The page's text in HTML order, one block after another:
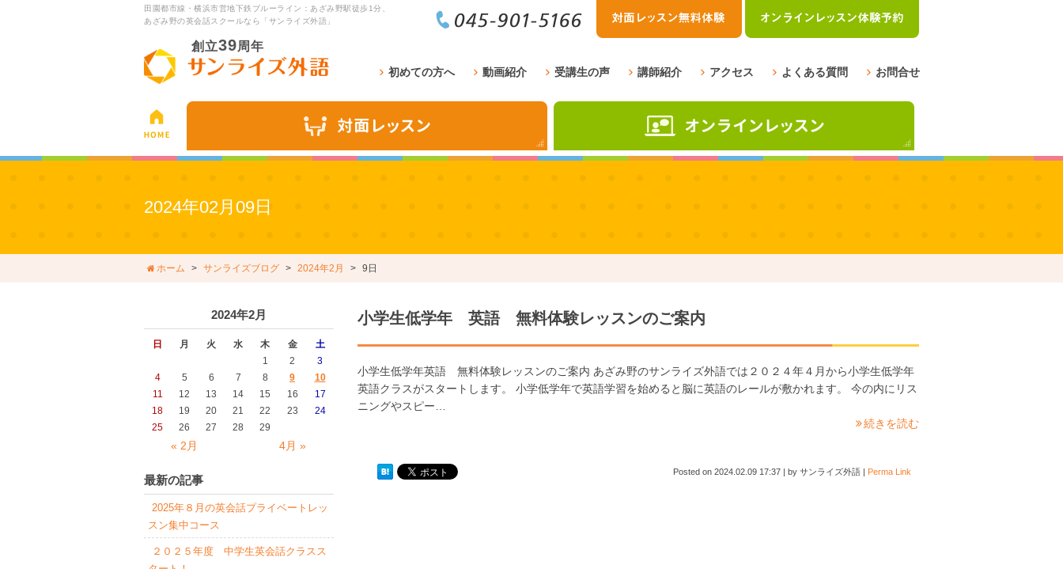
田園都市線・横浜市営地下鉄ブルーライン：あざみ野駅徒歩1分、
あざみ野の英会話スクールなら「サンライズ外語」
創立39周年
初めての方へ 動画紹介 受講生の声 講師紹介 アクセス よくある質問 お問合せ
2024年02月09日
ホーム サンライズブログ 2024年2月 9日
小学生低学年 英語 無料体験レッスンのご案内
小学生低学年英語 無料体験レッスンのご案内 あざみ野のサンライズ外語では２０２４年４月から小学生低学年
英語クラスがスタートします。 小学低学年で英語学習を始めると脳に英語のレールが敷かれます。 今の内にリス
ニングやスピー…
続きを読む
Posted on 2024.02.09 17:37 | by サンライズ外語 | Perma Link
2024年2月
日 月 火 水 木 金 土
« 2月 4月 »
1 2
3
4
5 6 7 8 9
10
11
12 13 14 15 16
17
18
19 20 21 22 23
24
25
26 27 28 29
最新の記事
2025年８月の英会話プライベートレッ
スン集中コース
２０２５年度 中学生英会話クラスス